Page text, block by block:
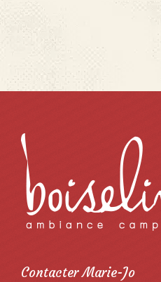
Contacter Marie-Jo